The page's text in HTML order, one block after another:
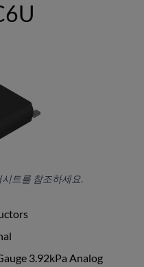
트를 참조하세요.
3.92kPa Analog